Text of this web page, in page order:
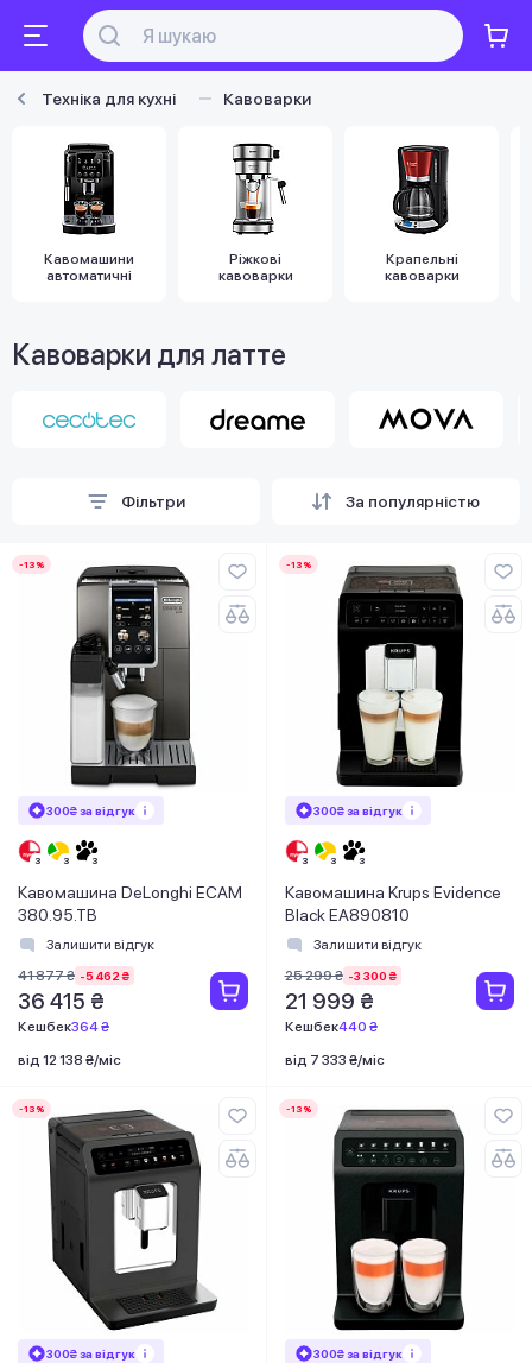
Техніка для кухні Кавоварки
Кавомашини
автоматичні
Ріжкові
кавоварки
Крапельні
кавоварки
Кавоварки для латте
Фільтри За популярністю
-13%
300₴ за відгук
Кавомашина DeLonghi ECAM
380.95.TB
Залишити відгук
41 877 ₴ -5 462 ₴
36 415 ₴
Кешбек364 ₴
від 12 138 ₴/міс
-13%
300₴ за відгук
Кавомашина Krups Evidence
Black EA890810
Залишити відгук
25 299 ₴ -3 300 ₴
21 999 ₴
Кешбек440 ₴
від 7 333 ₴/міс
-13%
300₴ за відгук
-13%
300₴ за відгук